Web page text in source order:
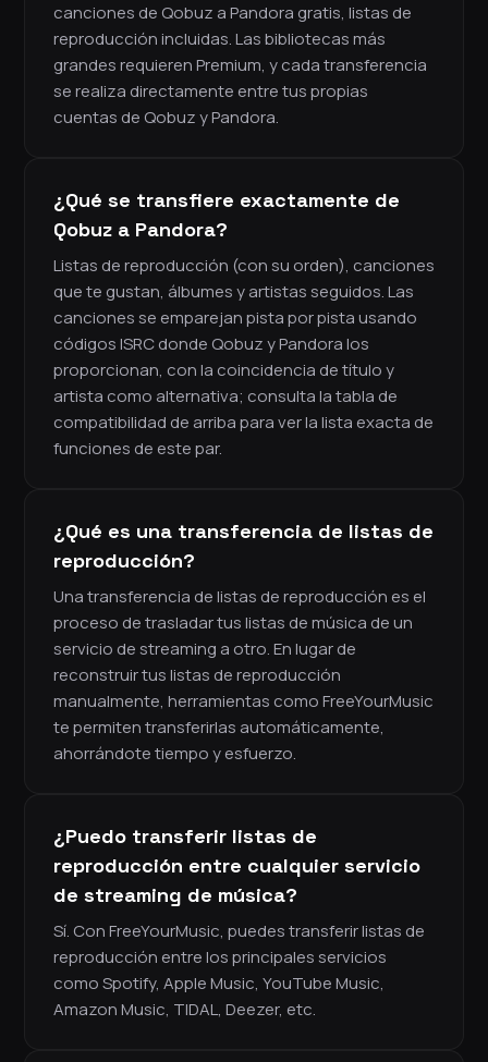
canciones de Qobuz a Pandora gratis, listas de
reproducción incluidas. Las bibliotecas más
grandes requieren Premium, y cada transferencia
se realiza directamente entre tus propias
cuentas de Qobuz y Pandora.
¿Qué se transfiere exactamente de
Qobuz a Pandora?
Listas de reproducción (con su orden), canciones
que te gustan, álbumes y artistas seguidos. Las
canciones se emparejan pista por pista usando
códigos ISRC donde Qobuz y Pandora los
proporcionan, con la coincidencia de título y
artista como alternativa; consulta la tabla de
compatibilidad de arriba para ver la lista exacta de
funciones de este par.
¿Qué es una transferencia de listas de
reproducción?
Una transferencia de listas de reproducción es el
proceso de trasladar tus listas de música de un
servicio de streaming a otro. En lugar de
reconstruir tus listas de reproducción
manualmente, herramientas como FreeYourMusic
te permiten transferirlas automáticamente,
ahorrándote tiempo y esfuerzo.
¿Puedo transferir listas de
reproducción entre cualquier servicio
de streaming de música?
Sí. Con FreeYourMusic, puedes transferir listas de
reproducción entre los principales servicios
como Spotify, Apple Music, YouTube Music,
Amazon Music, TIDAL, Deezer, etc.